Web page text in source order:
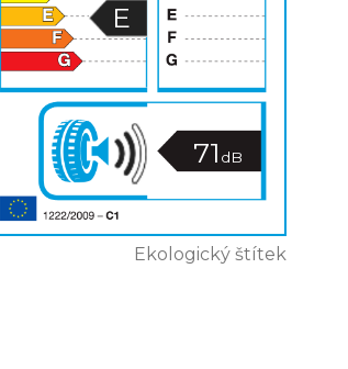
E
71 dB
Ekologický štítek